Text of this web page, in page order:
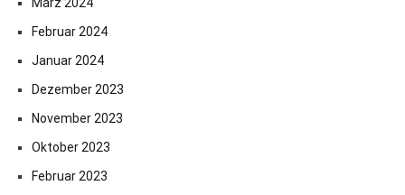
März 2024
Februar 2024
Januar 2024
Dezember 2023
November 2023
Oktober 2023
Februar 2023